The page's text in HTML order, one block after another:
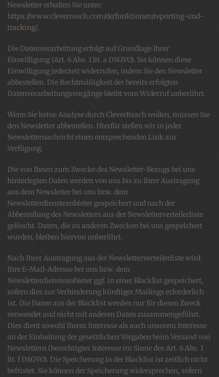
Newsletter erhalten Sie unter:
https://www.cleverreach.com/de/funktionen/reporting-und-
tracking/.
Die Datenverarbeitung erfolgt auf Grundlage Ihrer
Einwilligung (Art. 6 Abs. 1 lit. a DSGVO). Sie können diese
Einwilligung jederzeit widerrufen, indem Sie den Newsletter
abbestellen. Die Rechtmäßigkeit der bereits erfolgten
Datenverarbeitungsvorgänge bleibt vom Widerruf unberührt.
Wenn Sie keine Analyse durch CleverReach wollen, müssen Sie
den Newsletter abbestellen. Hierfür stellen wir in jeder
Newsletternachricht einen entsprechenden Link zur
Verfügung.
Die von Ihnen zum Zwecke des Newsletter-Bezugs bei uns
hinterlegten Daten werden von uns bis zu Ihrer Austragung
aus dem Newsletter bei uns bzw. dem
Newsletterdiensteanbieter gespeichert und nach der
Abbestellung des Newsletters aus der Newsletterverteilerliste
gelöscht. Daten, die zu anderen Zwecken bei uns gespeichert
wurden, bleiben hiervon unberührt.
Nach Ihrer Austragung aus der Newsletterverteilerliste wird
Ihre E-Mail-Adresse bei uns bzw. dem
Newsletterdiensteanbieter ggf. in einer Blacklist gespeichert,
sofern dies zur Verhinderung künftiger Mailings erforderlich
ist. Die Daten aus der Blacklist werden nur für diesen Zweck
verwendet und nicht mit anderen Daten zusammengeführt.
Dies dient sowohl Ihrem Interesse als auch unserem Interesse
an der Einhaltung der gesetzlichen Vorgaben beim Versand von
Newslettern (berechtigtes Interesse im Sinne des Art. 6 Abs. 1
lit. f DSGVO). Die Speicherung in der Blacklist ist zeitlich nicht
befristet. Sie können der Speicherung widersprechen, sofern